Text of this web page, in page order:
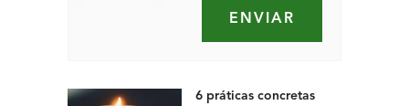
6 práticas concretas